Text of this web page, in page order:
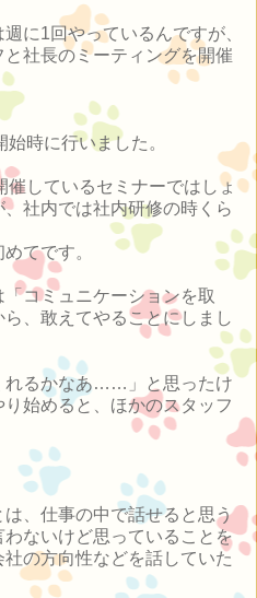
に1回やっているんですが、
社長のミーティングを開催
時に行いました。
しているセミナーではしょ
社内では社内研修の時くら
てです。
コミュニケーションを取
、敢えてやることにしまし
れるかなあ……」と思ったけ
始めると、ほかのスタッフ
は、仕事の中で話せると思う
ないけど思っていることを
の方向性などを話していた